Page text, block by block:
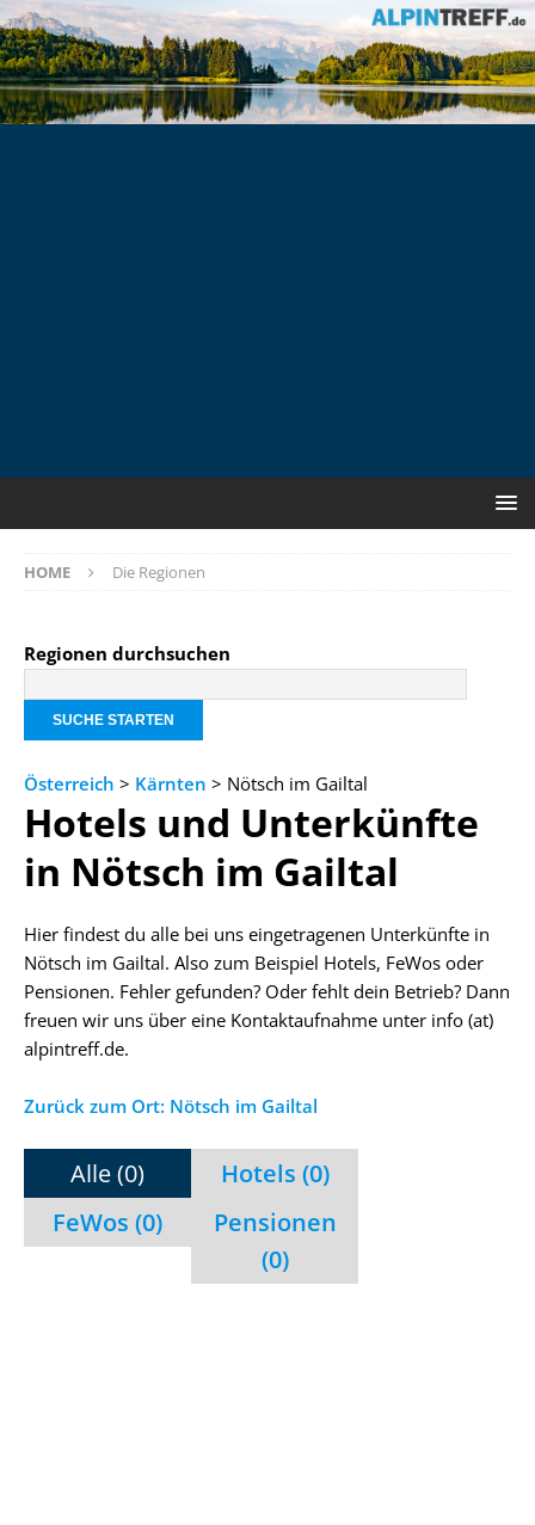
HOME Die Regionen
Regionen durchsuchen
Österreich > Kärnten > Nötsch im Gailtal
Hotels und Unterkünfte
in Nötsch im Gailtal
Hier findest du alle bei uns eingetragenen Unterkünfte in
Nötsch im Gailtal. Also zum Beispiel Hotels, FeWos oder
Pensionen. Fehler gefunden? Oder fehlt dein Betrieb? Dann
freuen wir uns über eine Kontaktaufnahme unter info (at)
alpintreff.de.
Zurück zum Ort: Nötsch im Gailtal
Alle (0)
Hotels (0)
FeWos (0)
Pensionen
(0)